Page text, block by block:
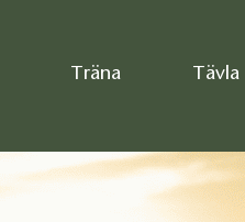
Träna Tävla